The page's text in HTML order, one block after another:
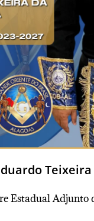
Teixeira
Estadual Adjunto